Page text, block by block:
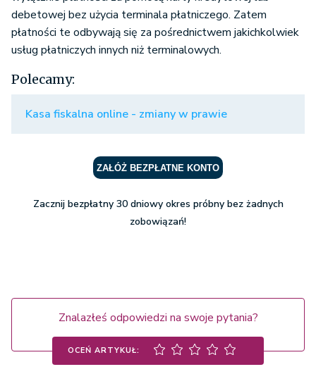
debetowej bez użycia terminala płatniczego. Zatem
płatności te odbywają się za pośrednictwem jakichkolwiek
usług płatniczych innych niż terminalowych.
Polecamy:
Kasa fiskalna online - zmiany w prawie
ZAŁÓŻ BEZPŁATNE KONTO
Zacznij bezpłatny 30 dniowy okres próbny bez żadnych
zobowiązań!
Znalazłeś odpowiedzi na swoje pytania?
OCEŃ ARTYKUŁ: